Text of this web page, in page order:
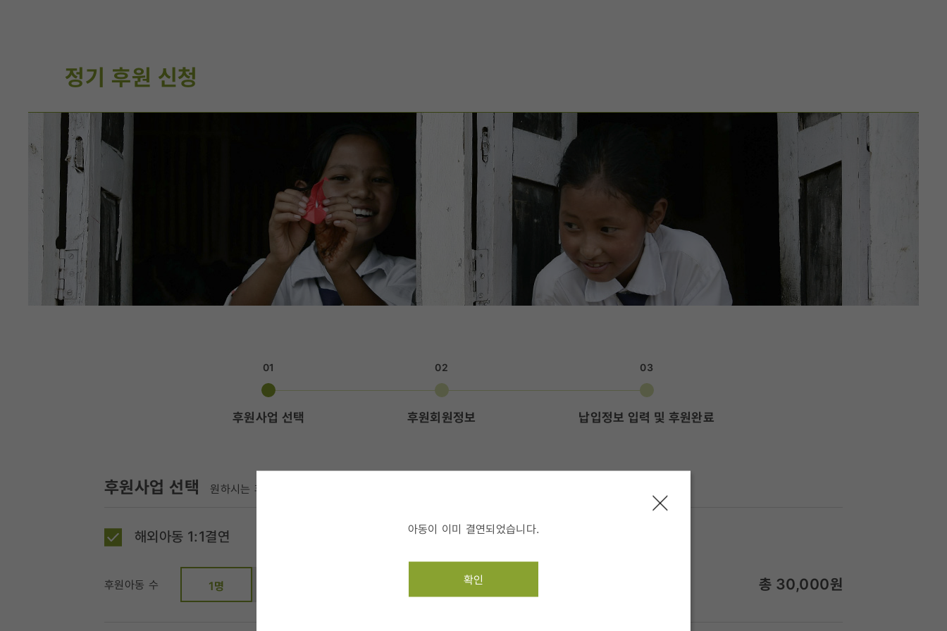
정기 후원 신청
01
후원사업 선택
02
후원회원정보
03
납입정보 입력 및 후원완료
후원사업 선택 원하시는 후원사업과 금액을 입력해 주세요.
해외아동 1:1결연
후원아동 수 1명 총 30,000원
아동이 이미 결연되었습니다.
확인